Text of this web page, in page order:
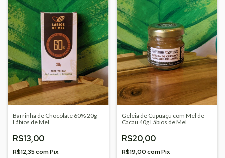
Barrinha de Chocolate 60% 20g
Lábios de Mel
R$13,00
R$12,35comPix
Geleia de Cupuaçu com Mel de
Cacau 40g Lábios de Mel
R$20,00
R$19,00comPix